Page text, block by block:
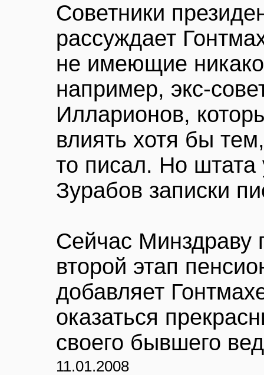
Советники
рассуждает
не имеющие
например, экс-
Илларионов,
влиять хотя бы
то писал. Но штата
Зурабов записки
Сейчас Минздраву
второй этап
добавляет
оказаться
своего бывшего
11.01.2008